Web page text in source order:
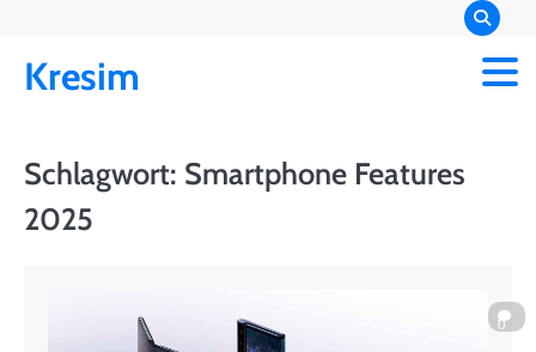
content
Kresim
Schlagwort: Smartphone Features
2025
0